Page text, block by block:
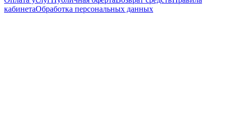
кабинетаОбработка персональных данных